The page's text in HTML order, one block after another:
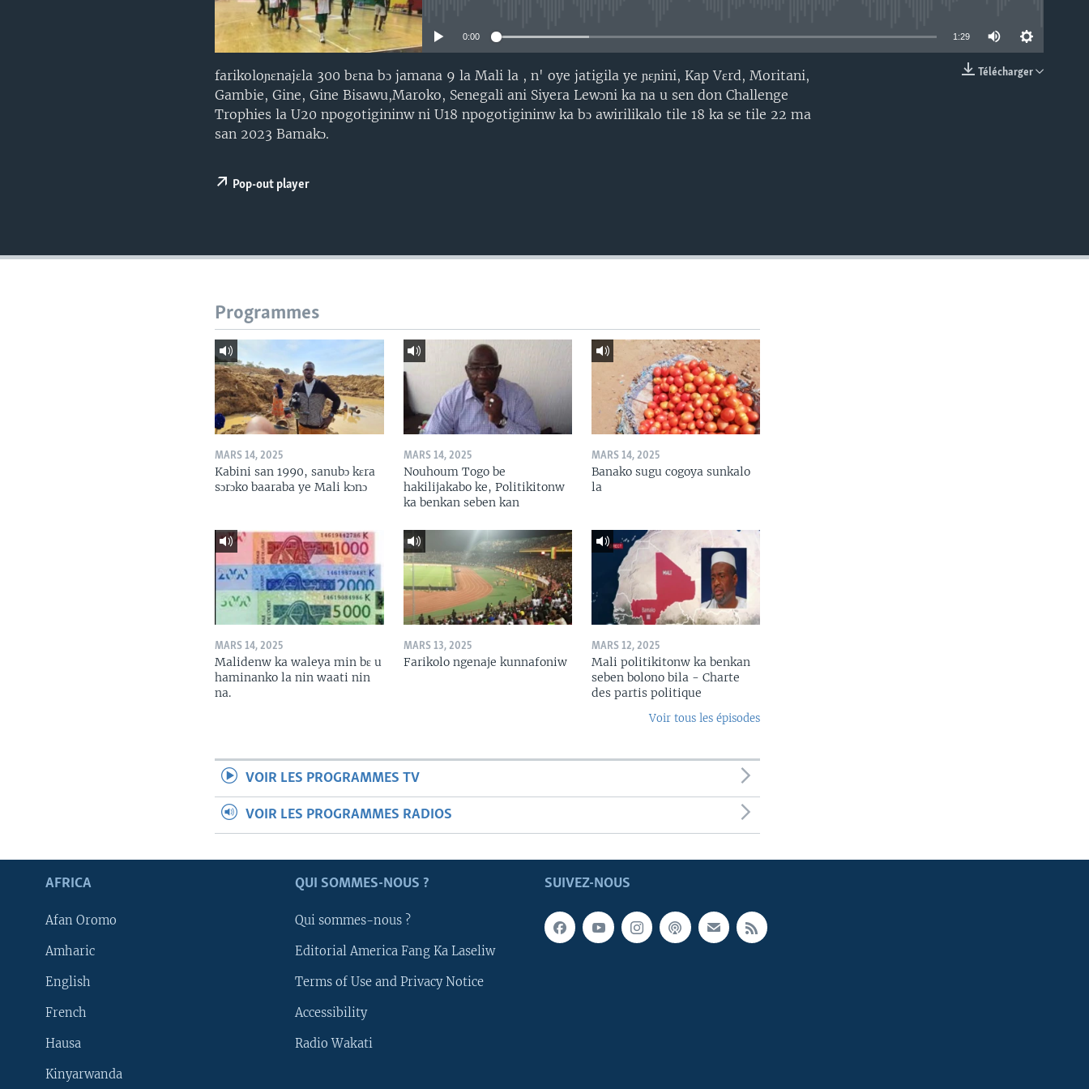
0:00 1:29
Télécharger
farikoloɲɛnajɛla 300 bɛna bɔ jamana 9 la Mali la , n' oye jatigila ye ɲɛɲini, Kap Vɛrd, Moritani,
Gambie, Gine, Gine Bisawu,Maroko, Senegali ani Siyera Lewɔni ka na u sen don Challenge
Trophies la U20 npogotigininw ni U18 npogotigininw ka bɔ awirilikalo tile 18 ka se tile 22 ma
san 2023 Bamakɔ.
Pop-out player
Programmes
MARS 14, 2025
Kabini san 1990, sanubɔ kɛra
sɔrɔko baaraba ye Mali kɔnɔ
MARS 14, 2025
Nouhoum Togo be
hakilijakabo ke, Politikitonw
ka benkan seben kan
MARS 14, 2025
Banako sugu cogoya sunkalo
la
MARS 14, 2025
Malidenw ka waleya min bɛ u
haminanko la nin waati nin
na.
MARS 13, 2025
Farikolo ngenaje kunnafoniw
MARS 12, 2025
Mali politikitonw ka benkan
seben bolono bila - Charte
des partis politique
Voir tous les épisodes
VOIR LES PROGRAMMES TV
VOIR LES PROGRAMMES RADIOS
SUIVEZ-NOUS
AFRICA
Afan Oromo
Amharic
English
French
Hausa
Kinyarwanda
QUI SOMMES-NOUS ?
Qui sommes-nous ?
Editorial America Fang Ka Laseliw
Terms of Use and Privacy Notice
Accessibility
Radio Wakati